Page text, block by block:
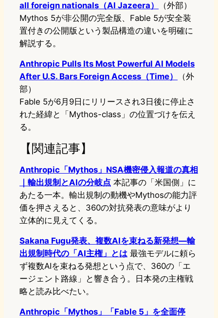
all foreign nationals（Al Jazeera）
（外部）
Mythos 5が非公開の完全版、Fable 5が安全装
置付きの公開版という製品構造の違いを明確に
解説する。
Anthropic Pulls Its Most Powerful AI Models
After U.S. Bars Foreign Access（Time）
（外
部）
Fable 5が6月9日にリリースされ3日後に停止さ
れた経緯と「Mythos-class」の位置づけを伝え
る。
【関連記事】
Anthropic「Mythos」NSA機密侵入報道の真相
｜輸出規制とAIの分岐点 本記事の「米国側」に
あたる一本。輸出規制の動機やMythosの能力評
価を押さえると、360の対抗発表の意味がより
立体的に見えてくる。
Sakana Fugu発表、複数AIを束ねる新発想―輸
出規制時代の「AI主権」とは 最強モデルに頼ら
ず複数AIを束ねる発想という点で、360の「エ
ージェント路線」と響き合う。日本発の主権戦
略と読み比べたい。
Anthropic「Mythos」「Fable 5」を全面停